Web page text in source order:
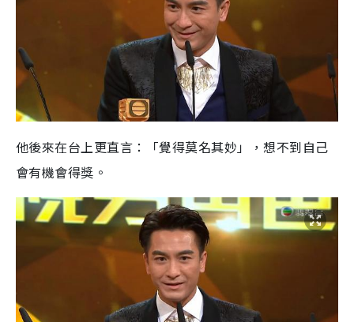
他後來在台上更直言：「覺得莫名其妙」，想不到自己
會有機會得獎。